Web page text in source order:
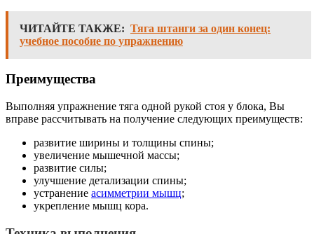
ЧИТАЙТЕ ТАКЖЕ: Тяга штанги за один конец:
учебное пособие по упражнению
Преимущества
Выполняя упражнение тяга одной рукой стоя у блока, Вы
вправе рассчитывать на получение следующих преимуществ:
развитие ширины и толщины спины;
увеличение мышечной массы;
развитие силы;
улучшение детализации спины;
устранение асимметрии мышц;
укрепление мышц кора.